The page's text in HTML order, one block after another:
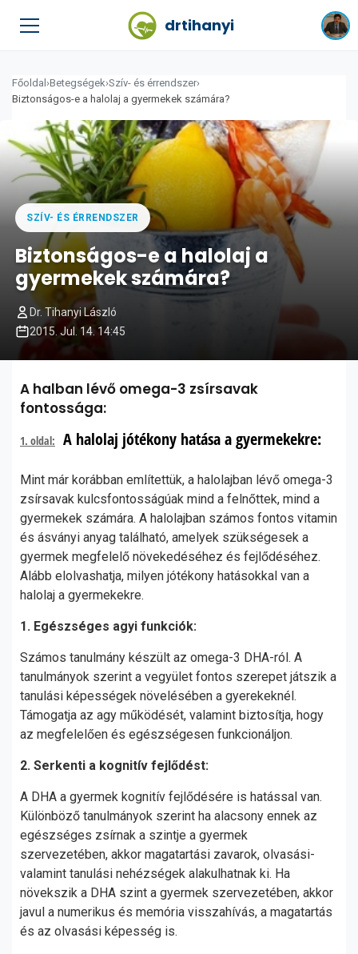
drtihanyi
Főoldal ›Betegségek›Szív- és érrendszer›
Biztonságos-e a halolaj a gyermekek számára?
SZÍV- ÉS ÉRRENDSZER
Biztonságos-e a halolaj a
gyermekek számára?
Dr. Tihanyi László
2015. Jul. 14. 14:45
A halban lévő omega-3 zsírsavak
fontossága:
1. oldal: A halolaj jótékony hatása a gyermekekre:
Mint már korábban említettük, a halolajban lévő omega-3
zsírsavak kulcsfontosságúak mind a felnőttek, mind a
gyermekek számára. A halolajban számos fontos vitamin
és ásványi anyag található, amelyek szükségesek a
gyermek megfelelő növekedéséhez és fejlődéséhez.
Alább elolvashatja, milyen jótékony hatásokkal van a
halolaj a gyermekekre.
1. Egészséges agyi funkciók:
Számos tanulmány készült az omega-3 DHA-ról. A
tanulmányok szerint a vegyület fontos szerepet játszik a
tanulási képességek növelésében a gyerekeknél.
Támogatja az agy működését, valamint biztosítja, hogy
az megfelelően és egészségesen funkcionáljon.
2. Serkenti a kognitív fejlődést:
A DHA a gyermek kognitív fejlődésére is hatással van.
Különböző tanulmányok szerint ha alacsony ennek az
egészséges zsírnak a szintje a gyermek
szervezetében, akkor magatartási zavarok, olvasási-
valamint tanulási nehézségek alakulhatnak ki. Ha
növekszik a DHA szint a gyermek szervezetében, akkor
javul a numerikus és memória visszahívás, a magatartás
és az olvasási képesség is.